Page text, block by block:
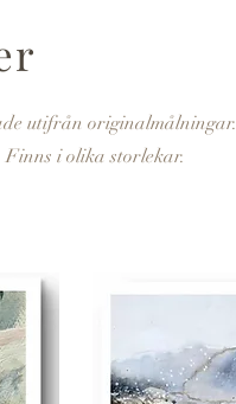
utifrån originalmålningar.
i olika storlekar.